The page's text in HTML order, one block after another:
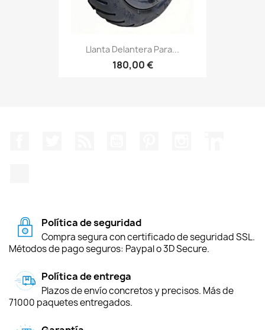
Llanta Delantera Para...
180,00 €
Política de seguridad
Compra segura con certificado de seguridad SSL.
Métodos de pago seguros: Paypal o 3D Secure.
Política de entrega
Plazos de envío concretos y precisos. Más de
71000 paquetes entregados.